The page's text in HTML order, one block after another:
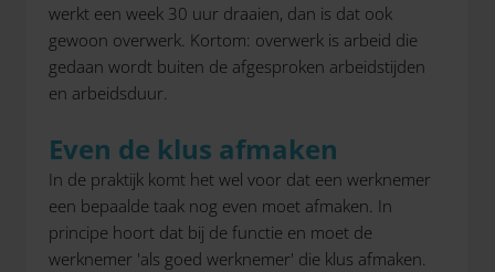
werkt een week 30 uur draaien, dan is dat ook
gewoon overwerk. Kortom: overwerk is arbeid die
gedaan wordt buiten de afgesproken arbeidstijden
en arbeidsduur.
Even de klus afmaken
In de praktijk komt het wel voor dat een werknemer
een bepaalde taak nog even moet afmaken. In
principe hoort dat bij de functie en moet de
werknemer 'als goed werknemer' die klus afmaken.